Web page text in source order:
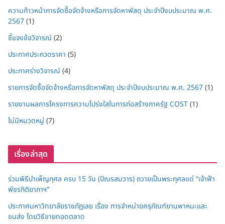
ความก้าวหน้าการจัดซื้อจัดจ้างหรือการจัดหาพัสดุ ประจำปีงบประมาณ พ.ศ.
2567(1)
ชี้แจงข้อวิจารณ์(2)
ประกาศประกวดราคา (5)
ประกาศร่างวิจารณ์(4)
รายการจัดซื้อจัดจ้างหรือการจัดหาพัสดุ ประจำปีงบประมาณ พ.ศ. 2567(1)
รายงานผลการโครงการความโปร่งใสในการก่อสร้างภาครัฐ COST(1)
ไม่มีหมวดหมู่ (7)
เรื่องล่าสุด
ร่วมพิธีบำเพ็ญกุศล ครบ 15 วัน (ปัณรสมวาร) ถวายเป็นพระกุศลแด่ “เจ้าฟ้า
พัชรกิติยาภาฯ”
ประกาศมหาวิทยาลัยราชภัฏเลย เรื่อง การจำหน่ายครุภัณฑ์ยานพาหนะและ
ขนส่ง โดยวิธีขายทอดตลาด